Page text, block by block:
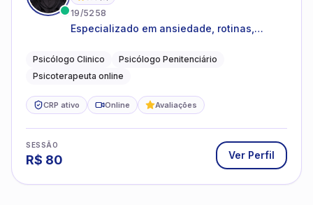
19/5258
Especializado em ansiedade, rotinas,
familiares e questões comportamentais.
Psicólogo Clinico
Psicólogo Penitenciário
Psicoterapeuta online
CRP ativo Online Avaliações
SESSÃO
R$ 80 Ver Perfil